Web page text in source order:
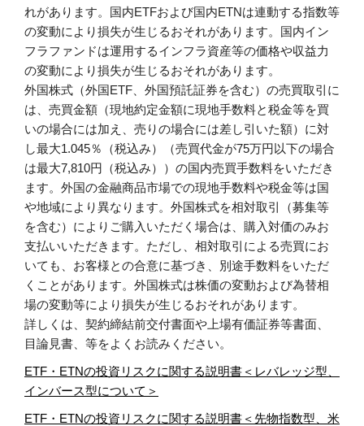
れがあります。国内ETFおよび国内ETNは連動する指数等
の変動により損失が生じるおそれがあります。国内イン
フラファンドは運用するインフラ資産等の価格や収益力
の変動により損失が生じるおそれがあります。
外国株式（外国ETF、外国預託証券を含む）の売買取引に
は、売買金額（現地約定金額に現地手数料と税金等を買
いの場合には加え、売りの場合には差し引いた額）に対
し最大1.045％（税込み）（売買代金が75万円以下の場合
は最大7,810円（税込み））の国内売買手数料をいただき
ます。外国の金融商品市場での現地手数料や税金等は国
や地域により異なります。外国株式を相対取引（募集等
を含む）によりご購入いただく場合は、購入対価のみお
支払いいただきます。ただし、相対取引による売買にお
いても、お客様との合意に基づき、別途手数料をいただ
くことがあります。外国株式は株価の変動および為替相
場の変動等により損失が生じるおそれがあります。
詳しくは、契約締結前交付書面や上場有価証券等書面、
目論見書、等をよくお読みください。
ETF・ETNの投資リスクに関する説明書＜レバレッジ型、
インバース型について＞
ETF・ETNの投資リスクに関する説明書＜先物指数型、米